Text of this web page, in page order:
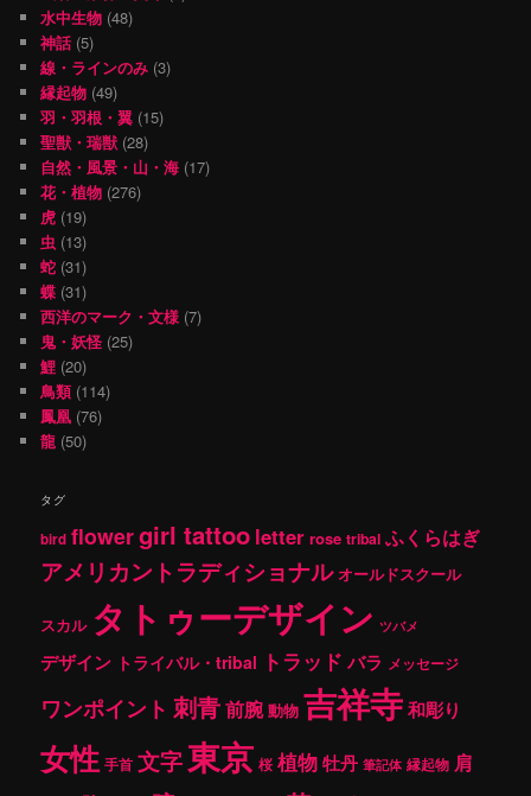
水中生物 (48)
神話 (5)
線・ラインのみ (3)
縁起物 (49)
羽・羽根・翼 (15)
聖獣・瑞獣 (28)
自然・風景・山・海 (17)
花・植物 (276)
虎 (19)
虫 (13)
蛇 (31)
蝶 (31)
西洋のマーク・文様 (7)
鬼・妖怪 (25)
鯉 (20)
鳥類(114)
鳳凰 (76)
龍 (50)
タグ
bird flowergirl tattoo letter rose tribal ふくらはぎ
アメリカントラディショナル オールドスクール
スカル タトゥーデザイン ツバメ
デザイン トライバル・tribal トラッド バラ メッセージ
ワンポイント 刺青前腕 動物 吉祥寺和彫り
女性 手首 文字東京 桜 植物牡丹 筆記体 縁起物 肩